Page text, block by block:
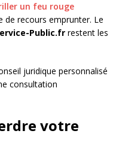
un feu rouge
de recours emprunter. Le
Public.fr restent les
juridique personnalisé
consultation
votre